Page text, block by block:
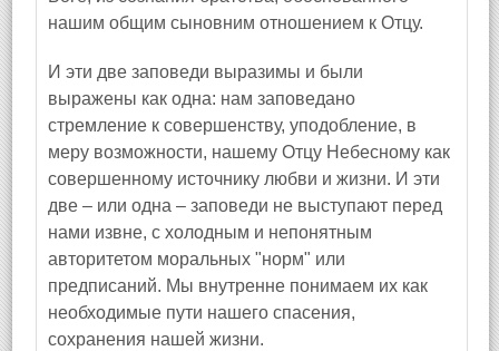
нашим общим сыновним отношением к Отцу.
И эти две заповеди выразимы и были
выражены как одна: нам заповедано
стремление к совершенству, уподобление, в
меру возможности, нашему Отцу Небесному как
совершенному источнику любви и жизни. И эти
две – или одна – заповеди не выступают перед
нами извне, с холодным и непонятным
авторитетом моральных "норм" или
предписаний. Мы внутренне понимаем их как
необходимые пути нашего спасения,
сохранения нашей жизни.